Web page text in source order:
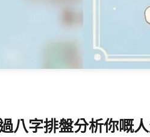
八字排盤分析你嘅